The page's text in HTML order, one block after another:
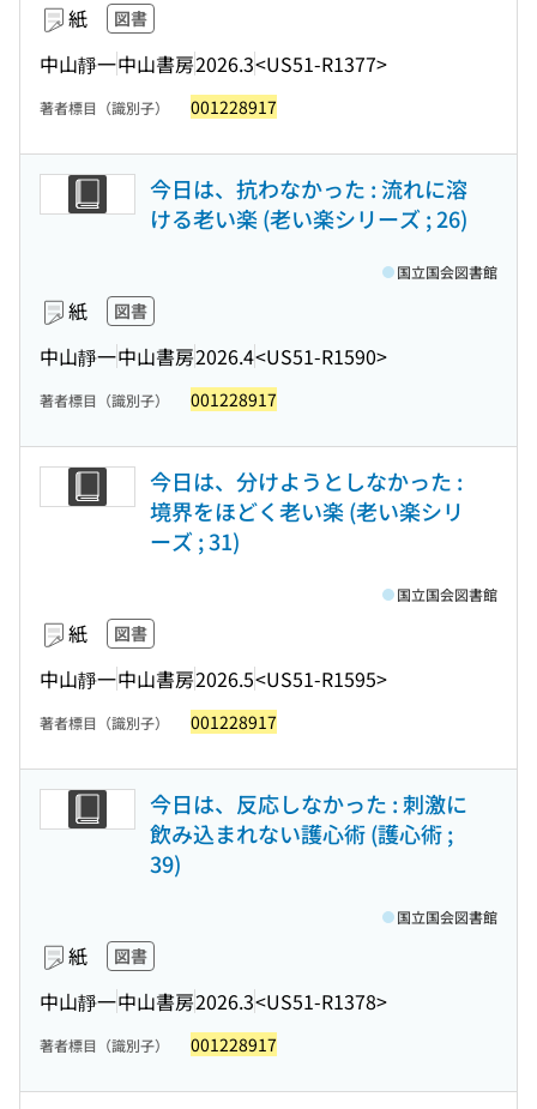
紙 図書
中山靜一中山書房2026.3<US51-R1377>
著者標目（識別子） 001228917
今日は、抗わなかった : 流れに溶
ける老い楽 (老い楽シリーズ ; 26)
紙 図書
中山靜一中山書房2026.4<US51-R1590>
国立国会図書館
著者標目（識別子） 001228917
今日は、分けようとしなかった :
境界をほどく老い楽 (老い楽シリ
ーズ ; 31)
紙 図書
中山靜一中山書房2026.5<US51-R1595>
国立国会図書館
著者標目（識別子） 001228917
今日は、反応しなかった : 刺激に
飲み込まれない護心術 (護心術 ;
39)
紙 図書
中山靜一中山書房2026.3<US51-R1378>
国立国会図書館
著者標目（識別子） 001228917